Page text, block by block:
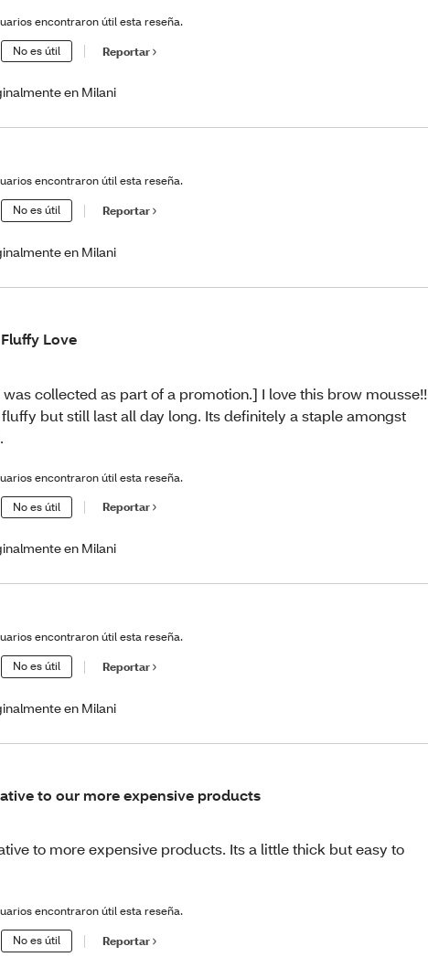
encontraron útil esta reseña.
No es útil Reportar
en Milani
encontraron útil esta reseña.
No es útil Reportar
en Milani
Love
collected as part of a promotion.] I love this brow mousse!!
but still last all day long. Its definitely a staple amongst
encontraron útil esta reseña.
No es útil Reportar
en Milani
encontraron útil esta reseña.
No es útil Reportar
en Milani
to our more expensive products
to more expensive products. Its a little thick but easy to
encontraron útil esta reseña.
No es útil Reportar